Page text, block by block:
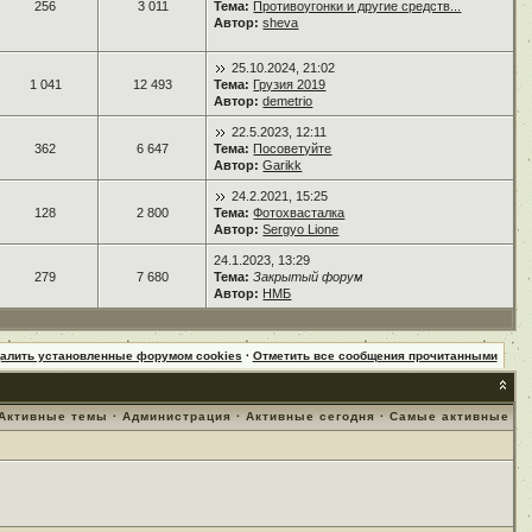
256 3 011 Тема: Противоугонки и другие средств...
Автор: sheva
1 041 12 493
25.10.2024, 21:02
Тема: Грузия 2019
Автор: demetrio
362 6 647
22.5.2023, 12:11
Тема: Посоветуйте
Автор: Garikk
128 2 800
24.2.2021, 15:25
Тема: Фотохвасталка
Автор: Sergyo Lione
279 7 680
24.1.2023, 13:29
Тема: Закрытый форум
Автор: НМБ
установленные форумом cookies · Отметить все сообщения прочитанными
темы ·Администрация ·Активные сегодня ·Самые активные